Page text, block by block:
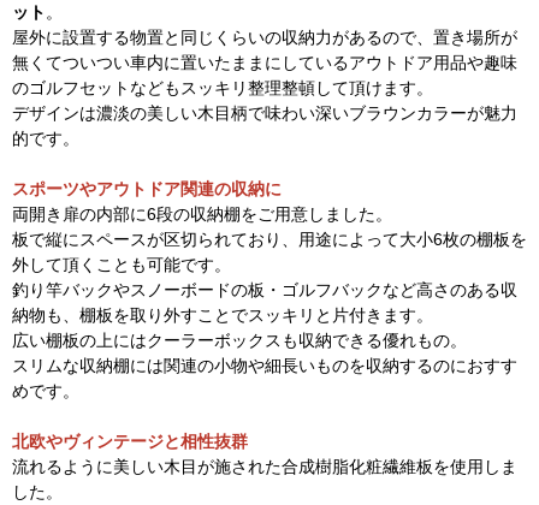
ット 。
屋外に設置する物置と同じくらいの収納力があるので、置き場所が
無くてついつい車内に置いたままにしているアウトドア用品や趣味
のゴルフセットなどもスッキリ整理整頓して頂けます。
デザインは濃淡の美しい木目柄で味わい深いブラウンカラーが魅力
的です。
スポーツやアウトドア関連の収納に
両開き扉の内部に6段の収納棚をご用意しました。
板で縦にスペースが区切られており、用途によって大小6枚の棚板を
外して頂くことも可能です。
釣り竿バックやスノーボードの板・ゴルフバックなど高さのある収
納物も、棚板を取り外すことでスッキリと片付きます。
広い棚板の上にはクーラーボックスも収納できる優れもの。
スリムな収納棚には関連の小物や細長いものを収納するのにおすす
めです。
北欧やヴィンテージと相性抜群
流れるように美しい木目が施された合成樹脂化粧繊維板を使用しま
した。